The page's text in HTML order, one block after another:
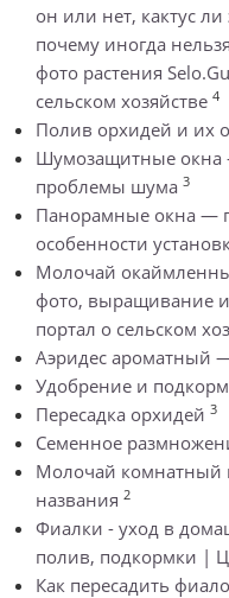
он или нет, кактус
почему иногда
фото растения
сельском хозяйстве 4
Полив орхидей и их
Шумозащитные окна
проблемы шума 3
Панорамные окна —
особенности
Молочай
фото, выращивание
портал о сельском
Аэридес ароматный
Удобрение и
Пересадка орхидей 3
Семенное
Молочай комнатный
названия 2
Фиалки - уход в
полив, подкормки |
Как пересадить